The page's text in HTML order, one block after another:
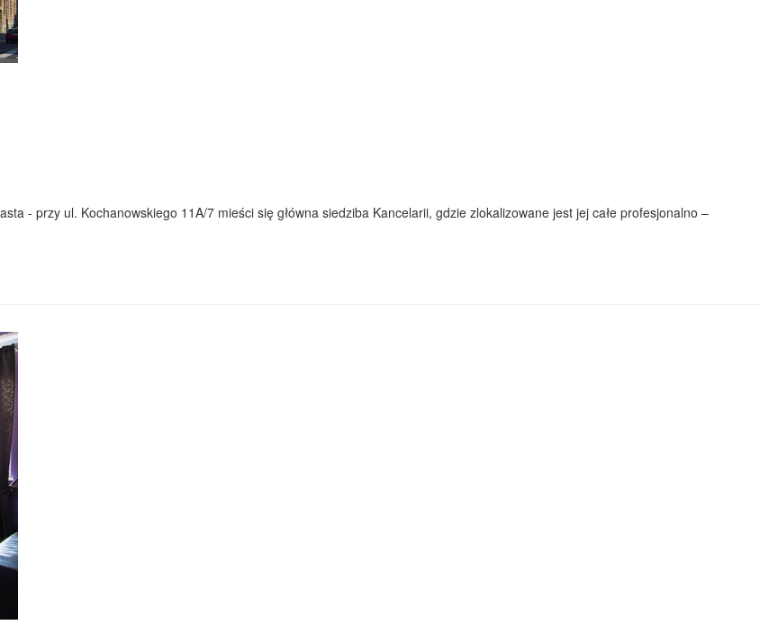
- przy ul. Kochanowskiego 11A/7 mieści się główna siedziba Kancelarii, gdzie zlokalizowane jest jej całe profesjonalno –